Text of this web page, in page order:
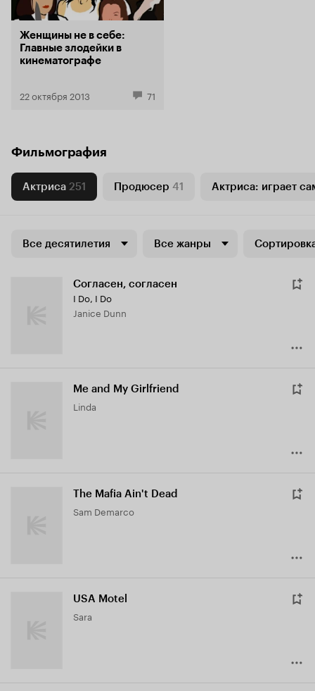
Женщины не в себе:
Главные злодейки в
кинематографе
22 октября 2013 71
Фильмография
Актриса 251 Продюсер 41 Актриса: играет
Все десятилетия Все жанры
Согласен, согласен
I Do, I Do
Janice Dunn
Me and My Girlfriend
Linda
The Mafia Ain't Dead
Sam Demarco
USA Motel
Sara